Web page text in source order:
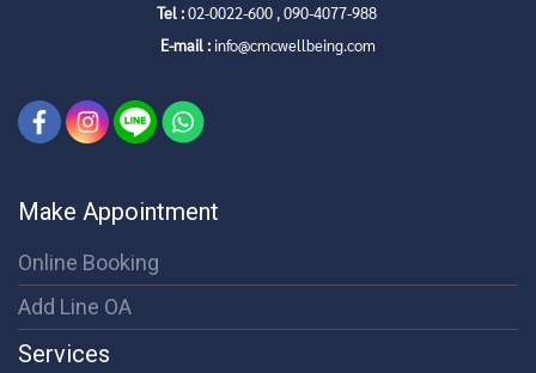
Tel :02-0022-600 , 090-4077-988
E-mail : info@cmcwellbeing.com
Make Appointment
Online Booking
Add Line OA
Services